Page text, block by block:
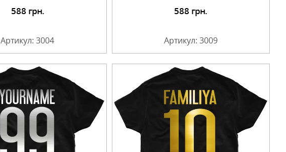
588 грн.
Артикул: 3004
Подробнее 588 грн.
Артикул: 3009